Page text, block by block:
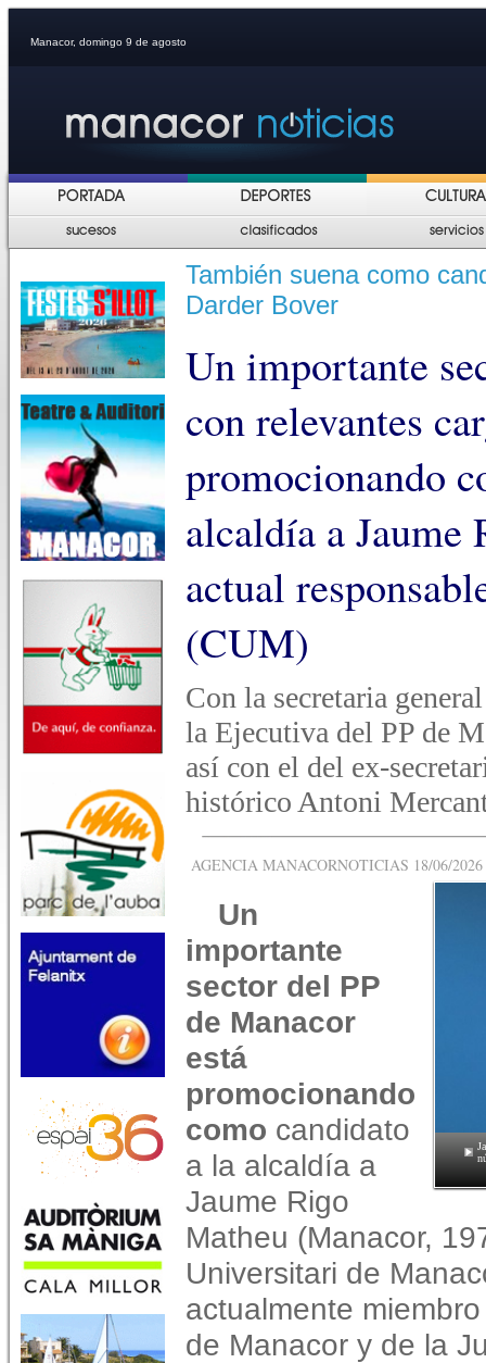
Manacor, domingo 9 de agosto
También suena como
Darder Bover
Un importante
con relevantes
promocionando
alcaldía a
actual
(CUM)
Con la secretaria
la Ejecutiva del PP de
así con el del ex-
histórico Antoni
AGENCIA MANACORNOTICIAS 18/06/
Un
importante
sector del PP
de Manacor
está
promocionando
como candidato
a la alcaldía a
Jaume Rigo
Matheu (Manacor,
Universitari de
actualmente
de Manacor y de la